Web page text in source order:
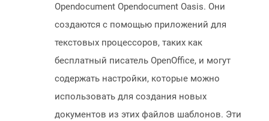
Opendocument Opendocument Oasis. Они
создаются с помощью приложений для
текстовых процессоров, таких как
бесплатный писатель OpenOffice, и могут
содержать настройки, которые можно
использовать для создания новых
документов из этих файлов шаблонов. Эти